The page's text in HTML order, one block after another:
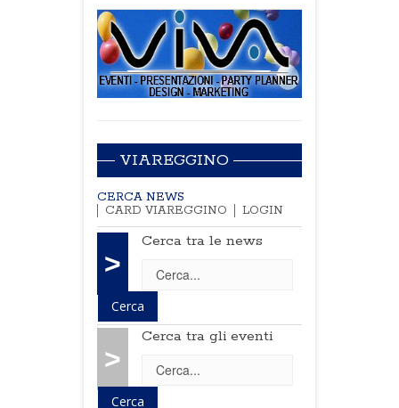
VIAREGGINO
CERCA NEWS
CARD VIAREGGINO
LOGIN
>
Cerca tra le news
>
Cerca tra gli eventi